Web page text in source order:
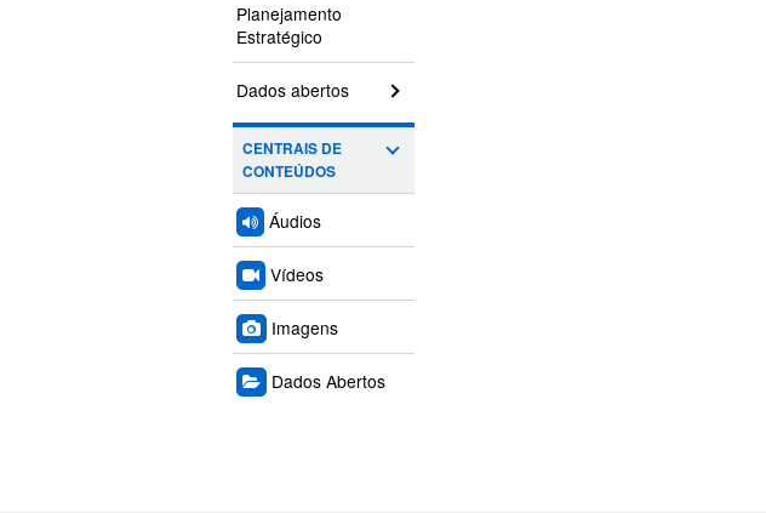
Planejamento
Estratégico
Dados abertos
CENTRAIS DE
CONTEÚDOS
Áudios
Vídeos
Imagens
Dados Abertos